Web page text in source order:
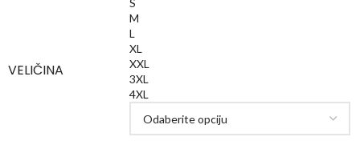
VELIČINA
S
M
L
XL
XXL
3XL
4XL